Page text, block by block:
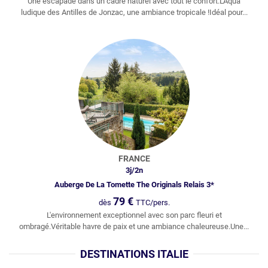
ludique des Antilles de Jonzac, une ambiance tropicale !Idéal pour...
FRANCE
3j/2n
Auberge De La Tomette The Originals Relais 3*
dès 79€ TTC/pers.
L'environnement exceptionnel avec son parc fleuri et
ombragé.Véritable havre de paix et une ambiance chaleureuse.Une...
DESTINATIONS ITALIE